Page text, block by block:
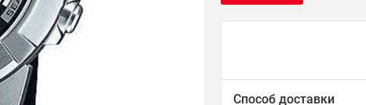
Способ доставки